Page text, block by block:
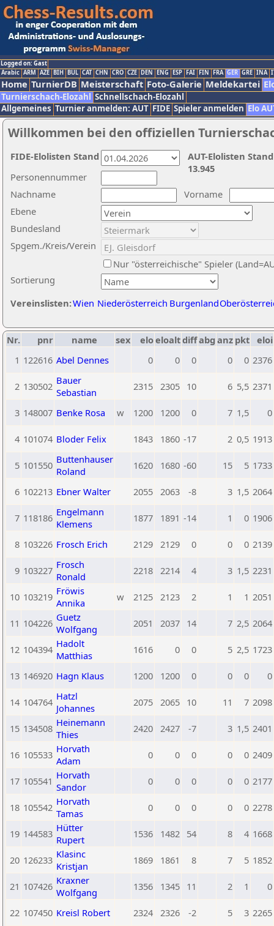
Logged on: Gast
Arabic ARM AZE BIH BUL CAT CHN CRO CZE DEN ENG ESP FAI FIN FRA GER GRE INA
Home TurnierDB Meisterschaft Foto-Galerie Meldekartei
Turnierschach-Elozahl Schnellschach-Elozahl
Allgemeines Turnier anmelden: AUT FIDE Spieler anmelden Elo
Willkommen bei den offiziellen
Nachname
Vorname
Ebene
Sortierung
Personennummer
Bundesland
Spgem./Kreis/Verein
Nur "österreichische" Spieler
Vereinslisten:Wien Niederösterreich Burgenland
AUT-Elolisten
13.945
FIDE-Elolisten Stand
Nr. pnr name sex eloeloaltdiffabg anz pkt eloi
1 122616 Abel Dennes 0 0 0 0 0 2376
2 130502 Bauer
Sebastian
2315 2305 10 6 5,5 2371
3 148007 Benke Rosa w 1200 1200 0 7 1,5 0
4 101074 Bloder Felix 1843 1860 -17 2 0,5 1913
5 101550 Buttenhauser
Roland
1620 1680 -60 15 5 1733
6 102213 Ebner Walter 2055 2063 -8 3 1,5 2064
7 118186 Engelmann
Klemens
1877 1891 -14 1 0 1906
8 103226 Frosch Erich 2129 2129 0 0 0 2139
9 103227 Frosch
Ronald
2218 2214 4 3 1,5 2231
10 103219 Fröwis
Annika
w 2125 2123 2 1 1 2051
11 104226 Guetz
Wolfgang
2051 2037 14 7 2,5 2064
12 104394 Hadolt
Matthias
1616 0 0 5 2,5 1723
13 146920 Hagn Klaus 1200 1200 0 0 0 0
14 104764 Hatzl
Johannes
2075 2065 10 11 7 2098
15 134508 Heinemann
Thies
2420 2427 -7 3 1,5 2401
16 105533 Horvath
Adam
0 0 0 0 0 2409
17 105541 Horvath
Sandor
0 0 0 0 0 2177
18 105542 Horvath
Tamas
0 0 0 0 0 2278
19 144583 Hütter
Rupert
1536 1482 54 8 4 1668
20 126233 Klasinc
Kristjan
1869 1861 8 7 5 1852
21 107426 Kraxner
Wolfgang
1356 1345 11 2 1 0
22 107450 Kreisl Robert 2324 2326 -2 5 3 2265